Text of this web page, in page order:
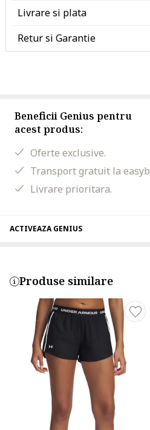
Livrare si plata
Retur si Garantie
Beneficii Genius pentru
acest produs:
Oferte exclusive.
Transport gratuit la
Livrare prioritara.
ACTIVEAZA GENIUS
Produse similare